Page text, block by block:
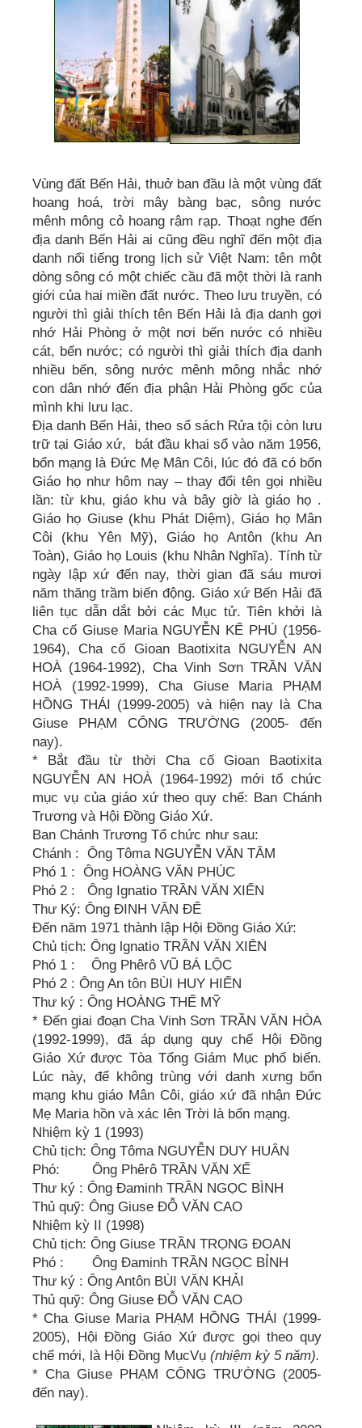
Vùng đất Bến Hải, thuở ban đầu là một vùng đất
hoang hoá, trời mây bàng bạc, sông nước
mênh mông cỏ hoang rậm rạp. Thoạt nghe đến
địa danh Bến Hải ai cũng đều nghĩ đến một địa
danh nổi tiếng trong lịch sử Việt Nam: tên một
dòng sông có một chiếc cầu đã một thời là ranh
giới của hai miền đất nước. Theo lưu truyền, có
người thì giải thích tên Bến Hải là địa danh gợi
nhớ Hải Phòng ở một nơi bến nước có nhiều
cát, bến nước; có người thì giải thích địa danh
nhiều bến, sông nước mênh mông nhắc nhớ
con dân nhớ đến địa phận Hải Phòng gốc của
mình khi lưu lạc.
Địa danh Bến Hải, theo sổ sách Rửa tội còn lưu
trữ tại Giáo xứ, bát đầu khai sổ vào năm 1956,
bổn mạng là Đức Mẹ Mân Côi, lúc đó đã có bốn
Giáo họ như hôm nay – thay đổi tên gọi nhiều
lần: từ khu, giáo khu và bây giờ là giáo họ .
Giáo họ Giuse (khu Phát Diệm), Giáo họ Mân
Côi (khu Yên Mỹ), Giáo họ Antôn (khu An
Toàn), Giáo họ Louis (khu Nhân Nghĩa). Tính từ
ngày lập xứ đến nay, thời gian đã sáu mươi
năm thăng trầm biến động. Giáo xứ Bến Hải đã
liên tục dẫn dắt bởi các Mục tử. Tiên khởi là
Cha cố Giuse Maria NGUYỄN KẾ PHÚ (1956-
1964), Cha cố Gioan Baotixita NGUYỄN AN
HOÀ (1964-1992), Cha Vinh Sơn TRẦN VĂN
HOÀ (1992-1999), Cha Giuse Maria PHẠM
HỒNG THÁI (1999-2005) và hiện nay là Cha
Giuse PHẠM CÔNG TRƯỜNG (2005- đến
nay).
* Bắt đầu từ thời Cha cố Gioan Baotixita
NGUYỄN AN HOÀ (1964-1992) mới tổ chức
mục vụ của giáo xứ theo quy chế: Ban Chánh
Trương và Hội Đồng Giáo Xứ.
Ban Chánh Trương Tổ chức như sau:
Chánh : Ông Tôma NGUYỄN VĂN TÂM
Phó 1 : Ông HOÀNG VĂN PHÚC
Phó 2 : Ông Ignatio TRẦN VĂN XIỂN
Thư Ký: Ông ĐINH VĂN ĐỂ
Đến năm 1971 thành lập Hội Đồng Giáo Xứ:
Chủ tịch: Ông lgnatio TRẦN VĂN XIÊN
Phó 1 : Ông Phêrô VŨ BÁ LỘC
Phó 2 : Ông An tôn BÙI HUY HIẾN
Thư ký : Ông HOÀNG THẾ MỸ
* Đến giai đoạn Cha Vinh Sơn TRẦN VĂN HÒA
(1992-1999), đã áp dụng quy chế Hội Đồng
Giáo Xứ được Tòa Tổng Giám Mục phổ biến.
Lúc này, để không trùng với danh xưng bổn
mạng khu giáo Mân Côi, giáo xứ đã nhận Đức
Mẹ Maria hồn và xác lên Trời là bổn mạng.
Nhiệm kỳ 1 (1993)
Chủ tịch: Ông Tôma NGUYỄN DUY HUÂN
Phó: Ông Phêrô TRẦN VĂN XẾ
Thư ký : Ông Đaminh TRẦN NGỌC BÌNH
Thủ quỹ: Ông Giuse ĐỖ VĂN CAO
Nhiệm kỳ II (1998)
Chủ tịch: Ông Giuse TRẦN TRỌNG ĐOAN
Phó : Ông Đaminh TRẦN NGỌC BỈNH
Thư ký : Ông Antôn BÙI VĂN KHẢI
Thủ quỹ: Ông Giuse ĐỖ VĂN CAO
* Cha Giuse Maria PHẠM HỒNG THÁI (1999-
2005), Hội Đồng Giáo Xứ được gọi theo quy
chế mới, là Hội Đồng MụcVụ (nhiệm kỳ 5 năm).
* Cha Giuse PHẠM CÔNG TRƯỜNG (2005-
đến nay).